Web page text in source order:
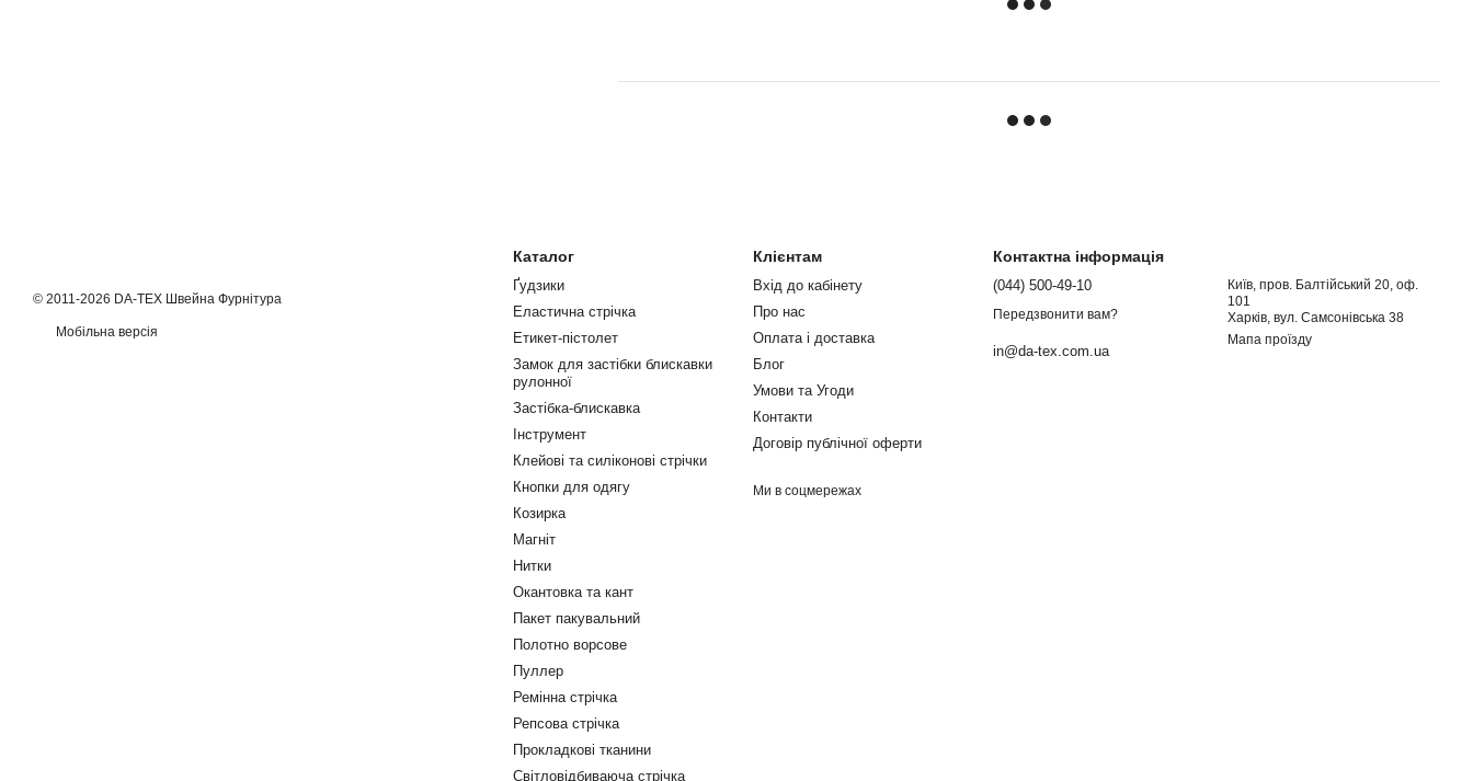
© 2011-2026 DA-TEX Швейна Фурнітура
Мобільна версія
Каталог
Ґудзики
Еластична стрічка
Етикет-пістолет
Замок для застібки блискавки
рулонної
Застібка-блискавка
Інструмент
Клейові та силіконові стрічки
Кнопки для одягу
Козирка
Магніт
Нитки
Окантовка та кант
Пакет пакувальний
Полотно ворсове
Пуллер
Ремінна стрічка
Репсова стрічка
Прокладкові тканини
Світловідбиваюча стрічка
Клієнтам
Вхід до кабінету
Про нас
Оплата і доставка
Блог
Умови та Угоди
Контакти
Договір публічної оферти
Ми в соцмережах
Контактна інформація
(044) 500-49-10
Передзвонити вам?
in@da-tex.com.ua
Київ, пров. Балтійський 20, оф.
101
Харків, вул. Самсонівська 38
Мапа проїзду